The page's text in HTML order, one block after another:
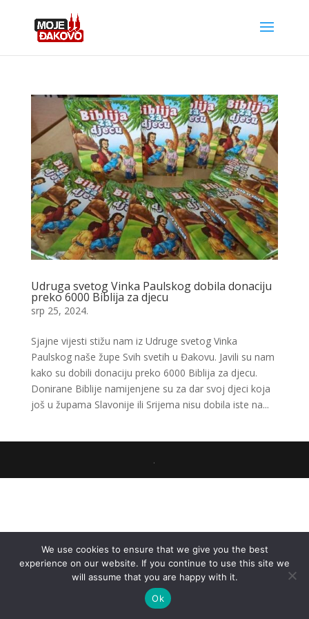
Udruga svetog Vinka Paulskog dobila donaciju
preko 6000 Biblija za djecu
srp 25, 2024.
Sjajne vijesti stižu nam iz Udruge svetog Vinka
Paulskog naše župe Svih svetih u Đakovu. Javili su nam
kako su dobili donaciju preko 6000 Biblija za djecu.
Donirane Biblije namijenjene su za dar svoj djeci koja
još u župama Slavonije ili Srijema nisu dobila iste na...
.
We use cookies to ensure that we give you the best
experience on our website. If you continue to use this site we
will assume that you are happy with it.
Ok